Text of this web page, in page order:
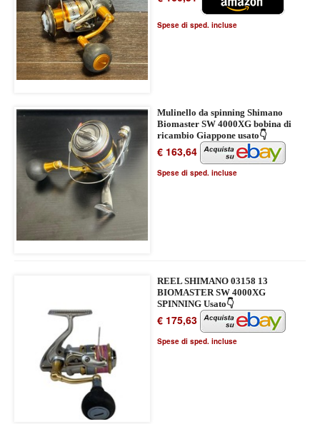
Spese di sped. incluse
Mulinello da spinning Shimano
Biomaster SW 4000XG bobina di
ricambio Giappone usato👇
€ 163,64
Spese di sped. incluse
REEL SHIMANO 03158 13
BIOMASTER SW 4000XG
SPINNING Usato👇
€ 175,63
Spese di sped. incluse